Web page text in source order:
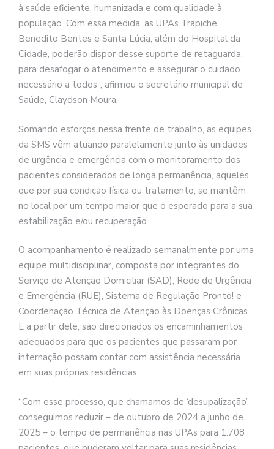
à saúde eficiente, humanizada e com qualidade à
população. Com essa medida, as UPAs Trapiche,
Benedito Bentes e Santa Lúcia, além do Hospital da
Cidade, poderão dispor desse suporte de retaguarda,
para desafogar o atendimento e assegurar o cuidado
necessário a todos”, afirmou o secretário municipal de
Saúde, Claydson Moura.
Somando esforços nessa frente de trabalho, as equipes
da SMS vêm atuando paralelamente junto às unidades
de urgência e emergência com o monitoramento dos
pacientes considerados de longa permanência, aqueles
que por sua condição física ou tratamento, se mantêm
no local por um tempo maior que o esperado para a sua
estabilização e/ou recuperação.
O acompanhamento é realizado semanalmente por uma
equipe multidisciplinar, composta por integrantes do
Serviço de Atenção Domiciliar (SAD), Rede de Urgência
e Emergência (RUE), Sistema de Regulação Pronto! e
Coordenação Técnica de Atenção às Doenças Crônicas.
E a partir dele, são direcionados os encaminhamentos
adequados para que os pacientes que passaram por
internação possam contar com assistência necessária
em suas próprias residências.
“Com esse processo, que chamamos de ‘desupalização’,
conseguimos reduzir – de outubro de 2024 a junho de
2025 – o tempo de permanência nas UPAs para 1.708